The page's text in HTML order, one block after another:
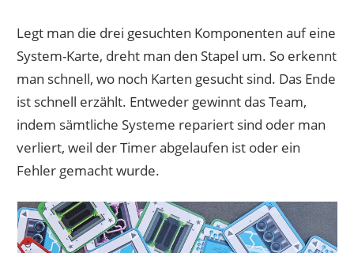
Legt man die drei gesuchten Komponenten auf eine
System-Karte, dreht man den Stapel um. So erkennt
man schnell, wo noch Karten gesucht sind. Das Ende
ist schnell erzählt. Entweder gewinnt das Team,
indem sämtliche Systeme repariert sind oder man
verliert, weil der Timer abgelaufen ist oder ein
Fehler gemacht wurde.